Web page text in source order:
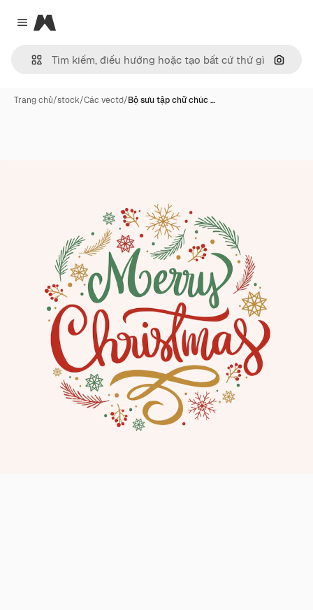
Close menu
Magnific
Tìm
Trang chủ/stock/Các vectơ/Bộ sưu tập chữ chúc …